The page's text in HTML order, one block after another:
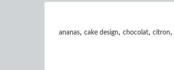
ananas, cake design, chocolat, citron,